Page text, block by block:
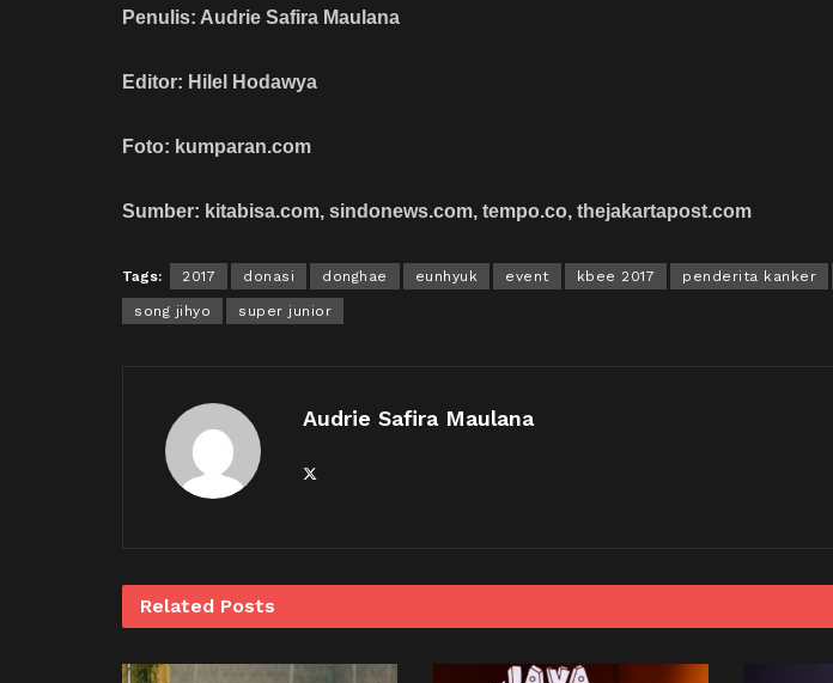
Penulis: Audrie Safira Maulana
Editor: Hilel Hodawya
Foto: kumparan.com
Sumber: kitabisa.com, sindonews.com, tempo.co, thejakartapost.com
Tags: 2017 donasi donghae eunhyuk event kbee 2017 penderita kanker
song jihyo super junior
Audrie Safira Maulana
Related Posts